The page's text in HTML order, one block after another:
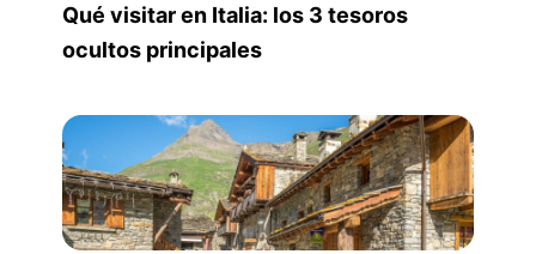
Qué visitar en Italia: los 3 tesoros
ocultos principales